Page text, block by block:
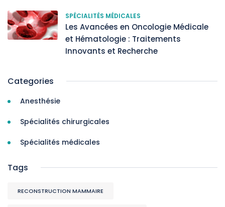
SPÉCIALITÉS MÉDICALES
Les Avancées en Oncologie Médicale
et Hématologie : Traitements
Innovants et Recherche
Categories
Anesthésie
Spécialités chirurgicales
Spécialités médicales
Tags
RECONSTRUCTION MAMMAIRE